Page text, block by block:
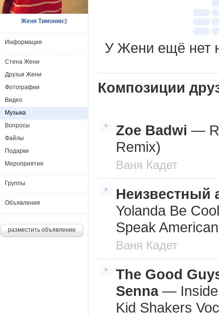
У Жени ещё нет
Композиции
Zoe Badwi —
Remix)
Ваня Кадет
Неизвестный
Yolanda Be
Speak
Ваня Кадет
The Good
Senna—
Kid Shakers
Женя Тимонин:)
Информация
Стена Жени
Друзья Жени
Фотографии
Видео
Музыка
Вопросы
Файлы
Подарки
Мероприятия
Группы
Объявления
разместить объявление